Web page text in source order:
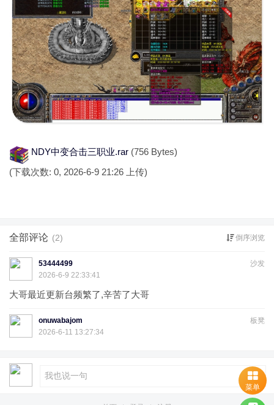
NDY中变合击三职业.rar (756 Bytes)
(下载次数: 0, 2026-6-9 21:26 上传)
全部评论 (2) 倒序浏览
沙发
53444499
2026-6-9 22:33:41
大哥最近更新台频繁了,辛苦了大哥
板凳
onuwabajom
2026-6-11 13:27:34
菜单